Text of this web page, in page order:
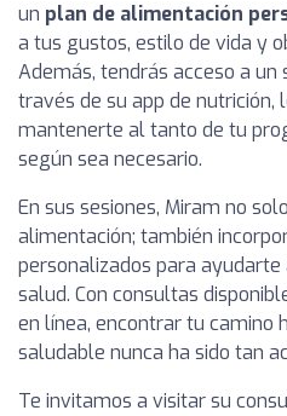
un plan de alimentación
a tus gustos, estilo de vida y
Además, tendrás acceso a
través de su app de nutrición,
mantenerte al tanto de tu
según sea necesario.
En sus sesiones, Miram no
alimentación; también
personalizados para
salud. Con consultas
en línea, encontrar tu camino
saludable nunca ha sido tan
Te invitamos a visitar su